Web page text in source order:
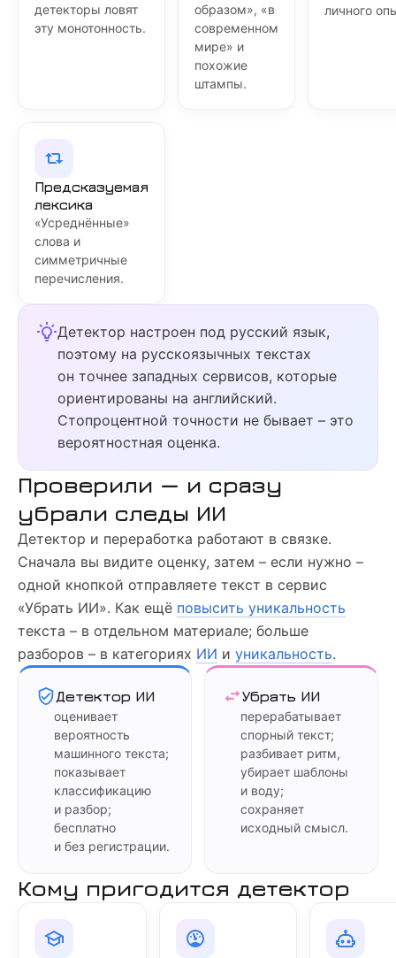
детекторы ловят
эту монотонность.
образом», «в
современном
мире» и
похожие
штампы.
личного
Предсказуемая
лексика
«Усреднённые»
слова и
симметричные
перечисления.
Детектор настроен под русский язык,
поэтому на русскоязычных текстах
он точнее западных сервисов, которые
ориентированы на английский.
Стопроцентной точности не бывает – это
вероятностная оценка.
Проверили — и сразу
убрали следы ИИ
Детектор и переработка работают в связке.
Сначала вы видите оценку, затем – если нужно –
одной кнопкой отправляете текст в сервис
«Убрать ИИ». Как ещё повысить уникальность
текста – в отдельном материале; больше
разборов – в категориях ИИ и уникальность.
Детектор ИИ
оценивает
вероятность
машинного текста;
показывает
классификацию
и разбор;
бесплатно
и без регистрации.
Убрать ИИ
перерабатывает
спорный текст;
разбивает ритм,
убирает шаблоны
и воду;
сохраняет
исходный смысл.
Кому пригодится детектор